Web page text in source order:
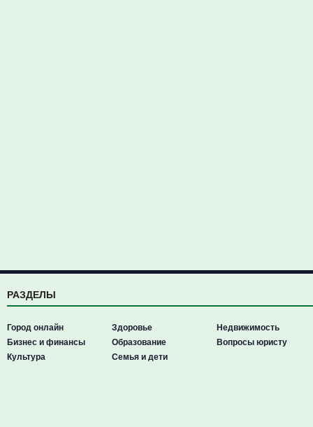
РАЗДЕЛЫ
Город онлайн
Бизнес и финансы
Культура
Здоровье
Образование
Семья и дети
Недвижимость
Вопросы юристу